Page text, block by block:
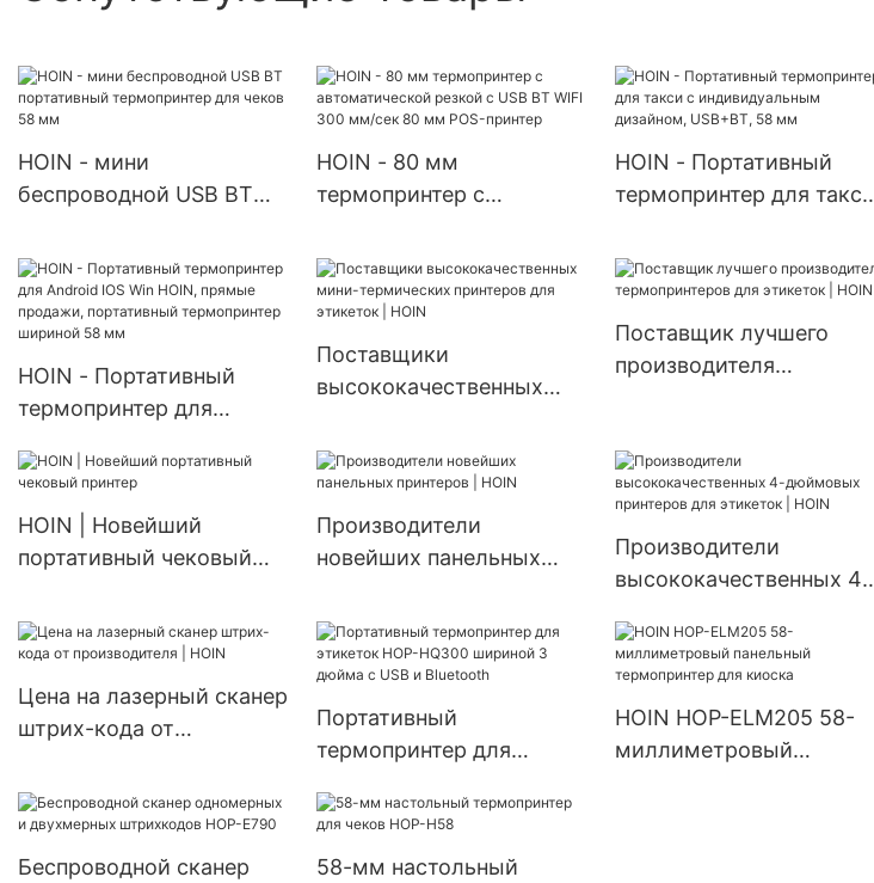
HOIN - мини
беспроводной USB BT
термопринтер для чеков
58 мм
HOIN - 80 мм
термопринтер с
USB BT WIFI 300 мм/сек
80 мм POS-принтер
HOIN - Портативный
термопринтер для такси
дизайном, USB+BT, 58
мм
HOIN - Портативный
термопринтер для
прямые продажи,
термопринтер шириной
58 мм
Поставщики
высококачественных
принтеров для этикеток |
HOIN
Поставщик лучшего
производителя
HOIN | Новейший
портативный чековый
Производители
новейших панельных
Производители
высококачественных 4-
для этикеток | HOIN
Цена на лазерный сканер
штрих-кода от
Портативный
термопринтер для
шириной 3 дюйма с USB
HOIN HOP-ELM205 58-
миллиметровый
Беспроводной сканер 58-мм настольный